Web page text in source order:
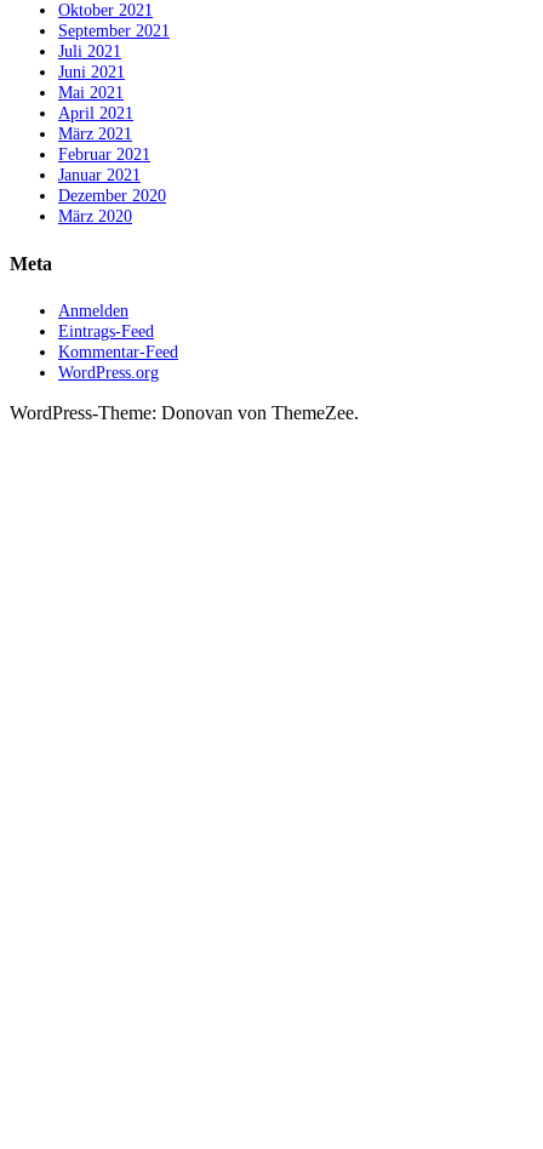
Oktober 2021
September 2021
Juli 2021
Juni 2021
Mai 2021
April 2021
März 2021
Februar 2021
Januar 2021
Dezember 2020
März 2020
Meta
Anmelden
Eintrags-Feed
Kommentar-Feed
WordPress.org
WordPress-Theme: Donovan von ThemeZee.